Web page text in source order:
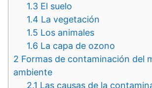
1.3 El suelo
1.4 La vegetación
1.5 Los animales
1.6 La capa de ozono
2 Formas de contaminación del
ambiente
2.1 Las causas de la